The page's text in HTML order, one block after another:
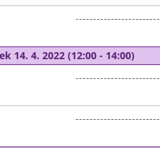
14. 4. 2022 (12:00 - 14:00)